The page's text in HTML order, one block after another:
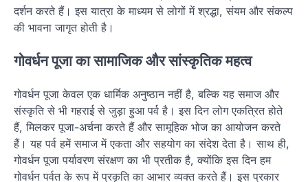
दर्शन करते हैं। इस यात्रा के माध्यम से लोगों में श्रद्धा, संयम और संकल्प
की भावना जागृत होती है।
गोवर्धन पूजा का सामाजिक और सांस्कृतिक महत्व
गोवर्धन पूजा केवल एक धार्मिक अनुष्ठान नहीं है, बल्कि यह समाज और
संस्कृति से भी गहराई से जुड़ा हुआ पर्व है। इस दिन लोग एकत्रित होते
हैं, मिलकर पूजा-अर्चना करते हैं और सामूहिक भोज का आयोजन करते
हैं। यह पर्व हमें समाज में एकता और सहयोग का संदेश देता है। साथ ही,
गोवर्धन पूजा पर्यावरण संरक्षण का भी प्रतीक है, क्योंकि इस दिन हम
गोवर्धन पर्वत के रूप में प्रकृति का आभार व्यक्त करते हैं। इस प्रकार